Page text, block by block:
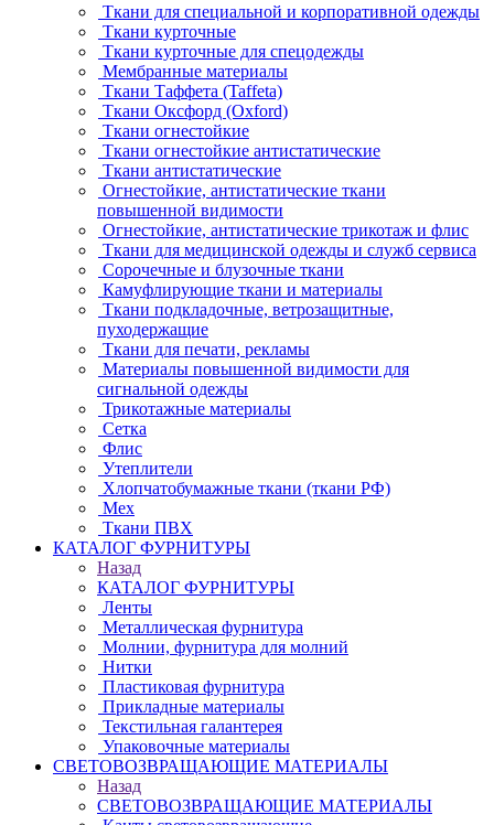
Ткани для специальной и корпоративной одежды
Ткани курточные
Ткани курточные для спецодежды
Мембранные материалы
Ткани Таффета (Taffeta)
Ткани Оксфорд (Oxford)
Ткани огнестойкие
Ткани огнестойкие антистатические
Ткани антистатические
Огнестойкие, антистатические ткани
повышенной видимости
Огнестойкие, антистатические трикотаж и флис
Ткани для медицинской одежды и служб сервиса
Сорочечные и блузочные ткани
Камуфлирующие ткани и материалы
Ткани подкладочные, ветрозащитные,
пуходержащие
Ткани для печати, рекламы
Материалы повышенной видимости для
сигнальной одежды
Трикотажные материалы
Сетка
Флис
Утеплители
Хлопчатобумажные ткани (ткани РФ)
Мех
Ткани ПВХ
КАТАЛОГ ФУРНИТУРЫ
Назад
КАТАЛОГ ФУРНИТУРЫ
Ленты
Металлическая фурнитура
Молнии, фурнитура для молний
Нитки
Пластиковая фурнитура
Прикладные материалы
Текстильная галантерея
Упаковочные материалы
СВЕТОВОЗВРАЩАЮЩИЕ МАТЕРИАЛЫ
Назад
СВЕТОВОЗВРАЩАЮЩИЕ МАТЕРИАЛЫ